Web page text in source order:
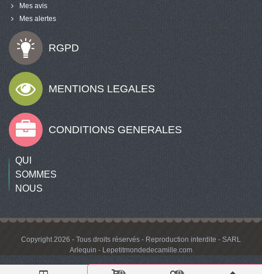
RGPD
MENTIONS LEGALES
CONDITIONS GENERALES
QUI
SOMMES
NOUS
Mes avis
Mes alertes
Copyright 2026 - Tous droits réservés - Reproduction interdite - SARL
Arlequin - Lepetitmondedecamille.com